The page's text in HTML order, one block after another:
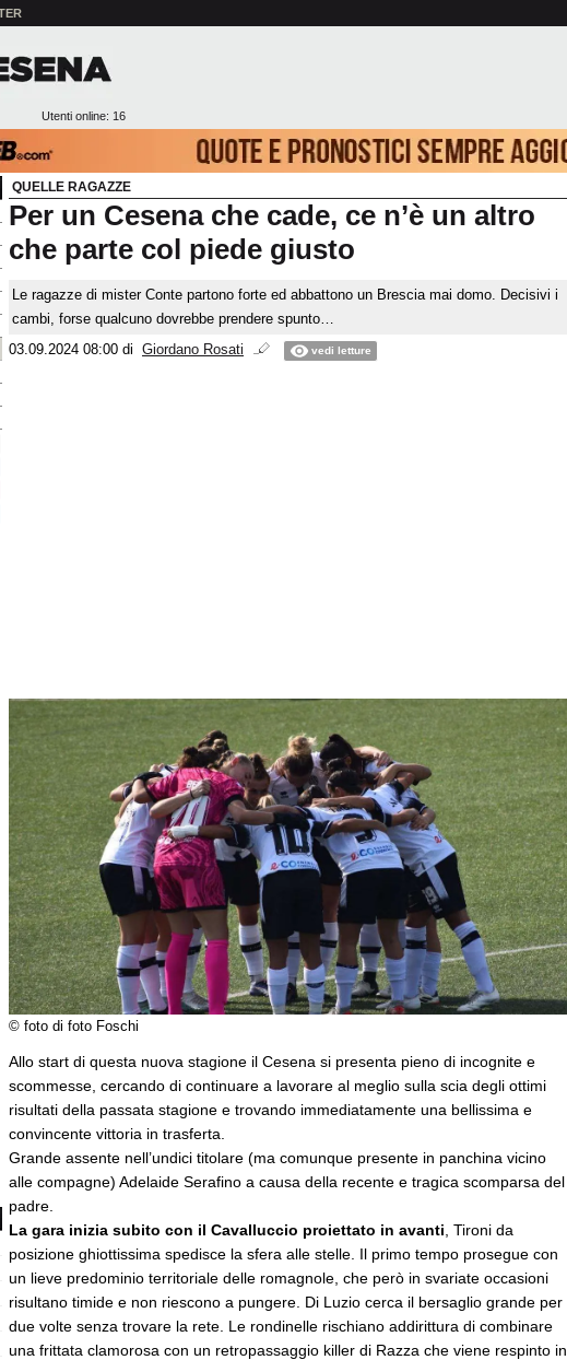
Utenti online: 16
QUELLE RAGAZZE
Per un Cesena che cade, ce n’è un altro
che parte col piede giusto
Le ragazze di mister Conte partono forte ed abbattono un Brescia mai domo. Decisivi i
cambi, forse qualcuno dovrebbe prendere spunto…
03.09.2024 08:00 di Giordano Rosati vedi letture
© foto di foto Foschi
Allo start di questa nuova stagione il Cesena si presenta pieno di incognite e
scommesse, cercando di continuare a lavorare al meglio sulla scia degli ottimi
risultati della passata stagione e trovando immediatamente una bellissima e
convincente vittoria in trasferta.
Grande assente nell’undici titolare (ma comunque presente in panchina vicino
alle compagne) Adelaide Serafino a causa della recente e tragica scomparsa del
padre.
La gara inizia subito con il Cavalluccio proiettato in avanti , Tironi da
posizione ghiottissima spedisce la sfera alle stelle. Il primo tempo prosegue con
un lieve predominio territoriale delle romagnole, che però in svariate occasioni
risultano timide e non riescono a pungere. Di Luzio cerca il bersaglio grande per
due volte senza trovare la rete. Le rondinelle rischiano addirittura di combinare
una frittata clamorosa con un retropassaggio killer di Razza che viene respinto in